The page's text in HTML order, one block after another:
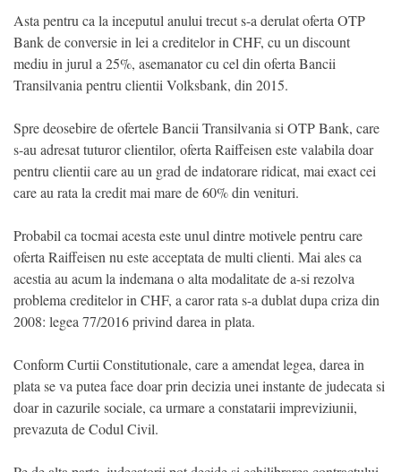
Asta pentru ca la inceputul anului trecut s-a derulat oferta OTP
Bank de conversie in lei a creditelor in CHF, cu un discount
mediu in jurul a 25%, asemanator cu cel din oferta Bancii
Transilvania pentru clientii Volksbank, din 2015.
Spre deosebire de ofertele Bancii Transilvania si OTP Bank, care
s-au adresat tuturor clientilor, oferta Raiffeisen este valabila doar
pentru clientii care au un grad de indatorare ridicat, mai exact cei
care au rata la credit mai mare de 60% din venituri.
Probabil ca tocmai acesta este unul dintre motivele pentru care
oferta Raiffeisen nu este acceptata de multi clienti. Mai ales ca
acestia au acum la indemana o alta modalitate de a-si rezolva
problema creditelor in CHF, a caror rata s-a dublat dupa criza din
2008: legea 77/2016 privind darea in plata.
Conform Curtii Constitutionale, care a amendat legea, darea in
plata se va putea face doar prin decizia unei instante de judecata si
doar in cazurile sociale, ca urmare a constatarii impreviziunii,
prevazuta de Codul Civil.